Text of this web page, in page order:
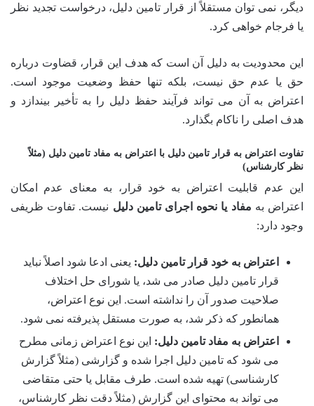
دیگر، نمی توان مستقلاً از قرار تامین دلیل، درخواست تجدید نظر
یا فرجام خواهی کرد.
این محدودیت به دلیل آن است که هدف این قرار، قضاوت درباره
حق یا عدم حق نیست، بلکه تنها حفظ وضعیت موجود است.
اعتراض به آن می تواند فرآیند حفظ دلیل را به تأخیر بیندازد و
هدف اصلی را ناکام بگذارد.
تفاوت اعتراض به قرار تامین دلیل با اعتراض به مفاد تامین دلیل (مثلاً
نظر کارشناس)
این عدم قابلیت اعتراض به خود قرار، به معنای عدم امکان
اعتراض به مفاد یا نحوه اجرای تامین دلیل نیست. تفاوت ظریفی
وجود دارد:
اعتراض به خود قرار تامین دلیل: یعنی ادعا شود اصلاً نباید
قرار تامین دلیل صادر می شد، یا شورای حل اختلاف
صلاحیت صدور آن را نداشته است. این نوع اعتراض،
همانطور که ذکر شد، به صورت مستقل پذیرفته نمی شود.
اعتراض به مفاد تامین دلیل: این نوع اعتراض زمانی مطرح
می شود که تامین دلیل اجرا شده و گزارشی (مثلاً گزارش
کارشناسی) تهیه شده است. طرف مقابل یا حتی متقاضی
می تواند به محتوای این گزارش (مثلاً دقت نظر کارشناس،